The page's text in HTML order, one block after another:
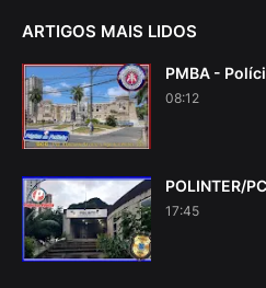
ARTIGOS MAIS LIDOS
PMBA -
08:12
POLINTER/
17:45